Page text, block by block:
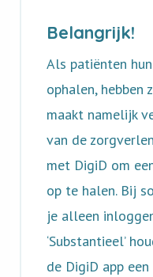
Belangrijk!
Als patiënten
ophalen, hebben
maakt namelijk
van de
met DigiD om
op te halen. Bij
je alleen
‘Substantieel’
de DigiD app